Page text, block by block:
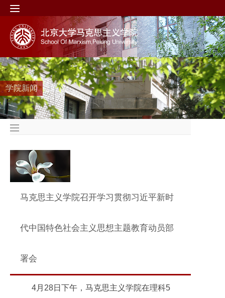
学院新闻
马克思主义学院召开学习贯彻习近平新时
代中国特色社会主义思想主题教育动员部
署会
4月28日下午，马克思主义学院在理科5